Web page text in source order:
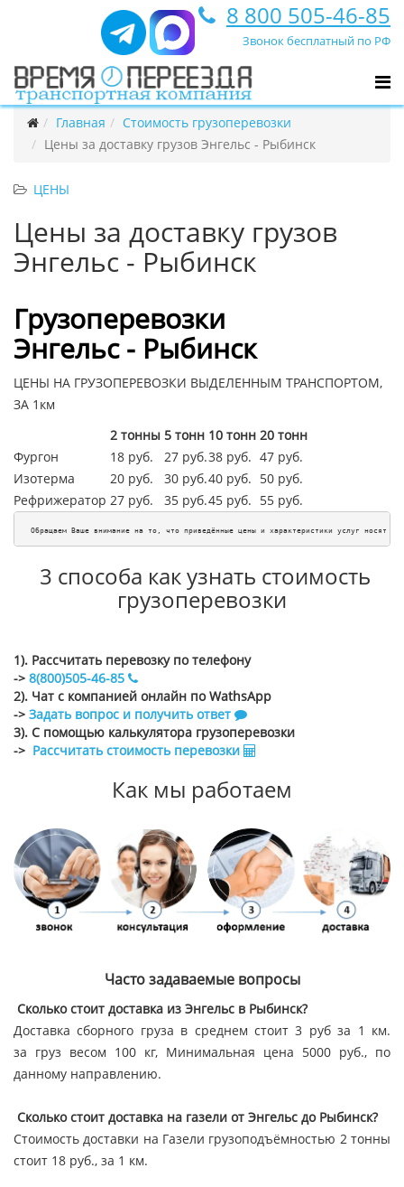
8 800 505-46-85
Звонок бесплатный по РФ
Главная
Стоимость грузоперевозки
Цены за доставку грузов Энгельс - Рыбинск
ЦЕНЫ
Цены за доставку грузов
Энгельс - Рыбинск
Грузоперевозки
Энгельс - Рыбинск
ЦЕНЫ НА ГРУЗОПЕРЕВОЗКИ ВЫДЕЛЕННЫМ ТРАНСПОРТОМ,
ЗА 1км
2 тонны 5 тонн 10 тонн 20 тонн
Фургон
18 руб. 27 руб.38 руб. 47 руб.
Изотерма
20 руб. 30 руб.40 руб. 50 руб.
Рефрижератор 27 руб. 35 руб.45 руб. 55 руб.
Обращаем Ваше внимание на то, что приведённые цены и характеристики услуг носят
3 способа как узнать стоимость
грузоперевозки
1). Рассчитать перевозку по телефону
-> 8(800)505-46-85
2). Чат с компанией онлайн по WathsApp
-> Задать вопрос и получить ответ
3). С помощью калькулятора грузоперевозки
-> Рассчитать стоимость перевозки
Как мы работаем
Часто задаваемые вопросы
Сколько стоит доставка из Энгельс в Рыбинск?
Доставка сборного груза в среднем стоит 3 руб за 1 км.
за груз весом 100 кг, Минимальная цена 5000 руб., по
данному направлению.
Сколько стоит доставка на газели от Энгельс до Рыбинск?
Стоимость доставки на Газели грузоподъёмностью 2 тонны
стоит 18 руб., за 1 км.